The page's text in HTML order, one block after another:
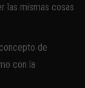
las mismas cosas
de
con la